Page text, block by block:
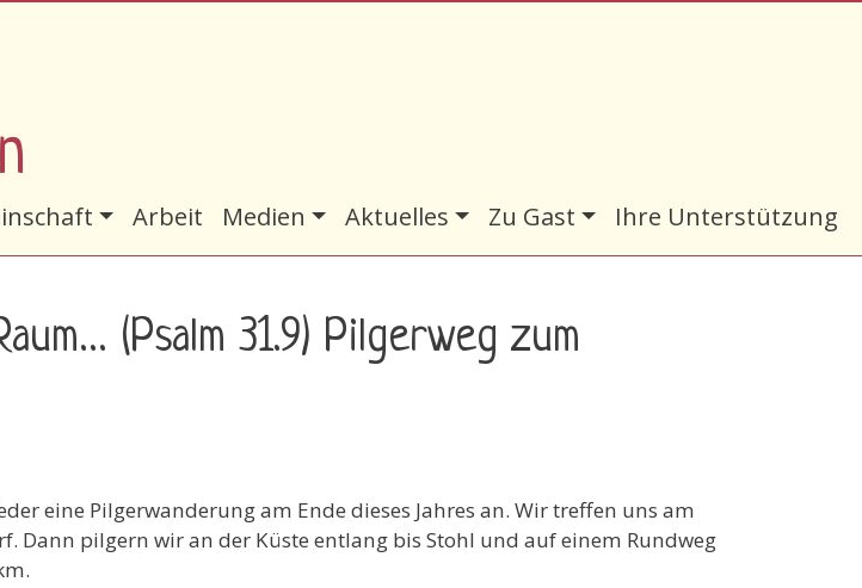
Arbeit Medien Aktuelles Zu Gast Ihre Unterstützung
(Psalm 31.9) Pilgerweg zum
eine Pilgerwanderung am Ende dieses Jahres an. Wir treffen uns am
Dann pilgern wir an der Küste entlang bis Stohl und auf einem Rundweg